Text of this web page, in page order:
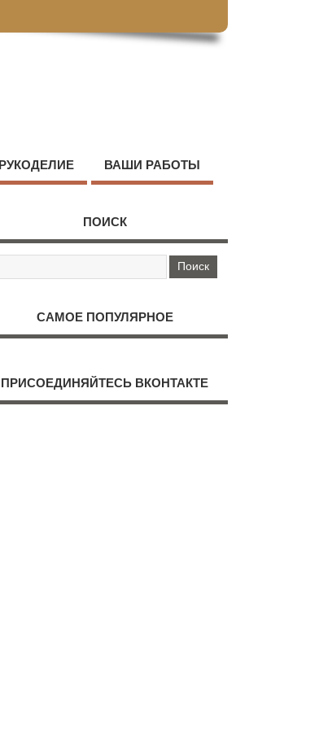
РУКОДЕЛИЕ ВАШИ РАБОТЫ
ПОИСК
САМОЕ ПОПУЛЯРНОЕ
ПРИСОЕДИНЯЙТЕСЬ ВКОНТАКТЕ